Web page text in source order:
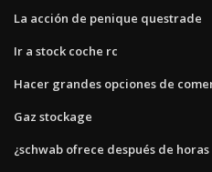
La acción de penique questrade
Ir a stock coche rc
Hacer grandes opciones de
Gaz stockage
¿schwab ofrece después de horas